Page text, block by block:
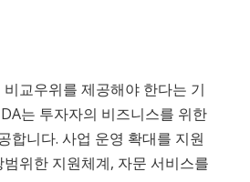
교우위를 제공해야 한다는 기
는 투자자의 비즈니스를 위한
합니다. 사업 운영 확대를 지원
위한 지원체계, 자문 서비스를